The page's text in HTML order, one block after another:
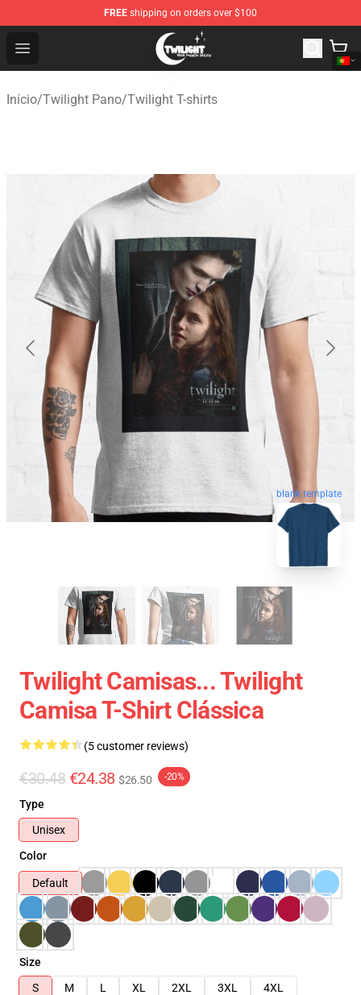
FREE shipping on orders over $100
Open menu
Twilight Store - Official Twilight Merchandise Shop
Início/Twilight Pano/Twilight T-shirts
blank template
Twilight Camisas... Twilight
Camisa T-Shirt Clássica
(5 customer reviews)
€30.48 €24.38 $26.50 -20%
Type
Unisex
Color
Default
Size
S
M L XL 2XL 3XL
4XL